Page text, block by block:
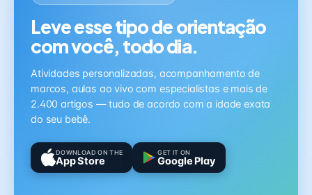
Leve esse tipo de orientação
com você, todo dia.
Atividades personalizadas, acompanhamento de
marcos, aulas ao vivo com especialistas e mais de
2.400 artigos — tudo de acordo com a idade exata
do seu bebê.
DOWNLOAD ON THE
App Store
GET IT ON
Google Play